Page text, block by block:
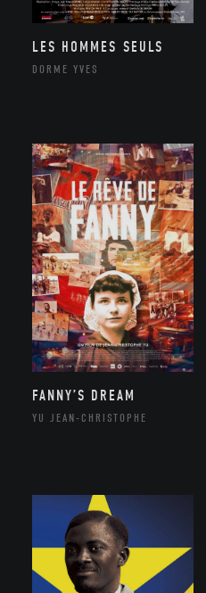
LES HOMMES SEULS
DORME YVES
FANNY’S DREAM
YU JEAN-CHRISTOPHE